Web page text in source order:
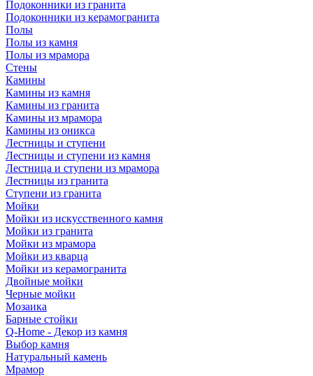
Подоконники из гранита
Подоконники из керамогранита
Полы
Полы из камня
Полы из мрамора
Стены
Камины
Камины из камня
Камины из гранита
Камины из мрамора
Камины из оникса
Лестницы и ступени
Лестницы и ступени из камня
Лестница и ступени из мрамора
Лестницы из гранита
Ступени из гранита
Мойки
Мойки из искусственного камня
Мойки из гранита
Мойки из мрамора
Мойки из кварца
Мойки из керамогранита
Двойные мойки
Черные мойки
Мозаика
Барные стойки
Q-Home - Декор из камня
Выбор камня
Натуральный камень
Мрамор